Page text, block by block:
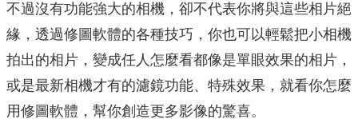
不過沒有功能強大的相機，卻不代表你將與這些相片絕
緣，透過修圖軟體的各種技巧，你也可以輕鬆把小相機
拍出的相片，變成任人怎麼看都像是單眼效果的相片，
或是最新相機才有的濾鏡功能、特殊效果，就看你怎麼
用修圖軟體，幫你創造更多影像的驚喜。